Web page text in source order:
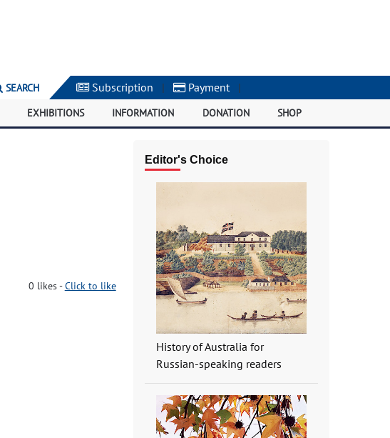
SEARCH Subscription | Payment |
EXHIBITIONS INFORMATION DONATION SHOP
0 likes-Click to like
Editor's Choice
History of Australia for
Russian-speaking readers